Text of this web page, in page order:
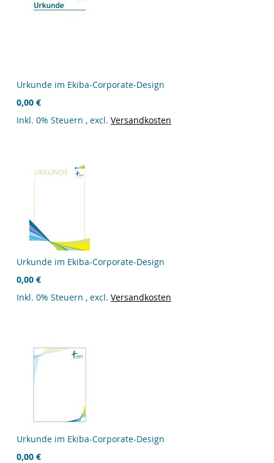
Urkunde im Ekiba-Corporate-Design
0,00 €
Inkl. 0% Steuern , excl. Versandkosten
Urkunde im Ekiba-Corporate-Design
0,00 €
Inkl. 0% Steuern , excl. Versandkosten
Urkunde im Ekiba-Corporate-Design
0,00 €